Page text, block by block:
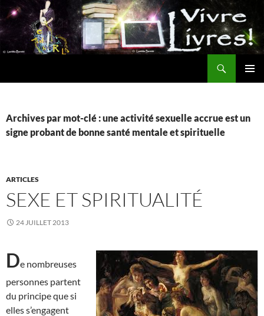
Aller
au
contenu
Archives par mot-clé : une activité sexuelle accrue est un
signe probant de bonne santé mentale et spirituelle
ARTICLES
SEXE ET SPIRITUALITÉ
24 JUILLET 2013
De nombreuses
personnes partent
du principe que si
elles s’engagent